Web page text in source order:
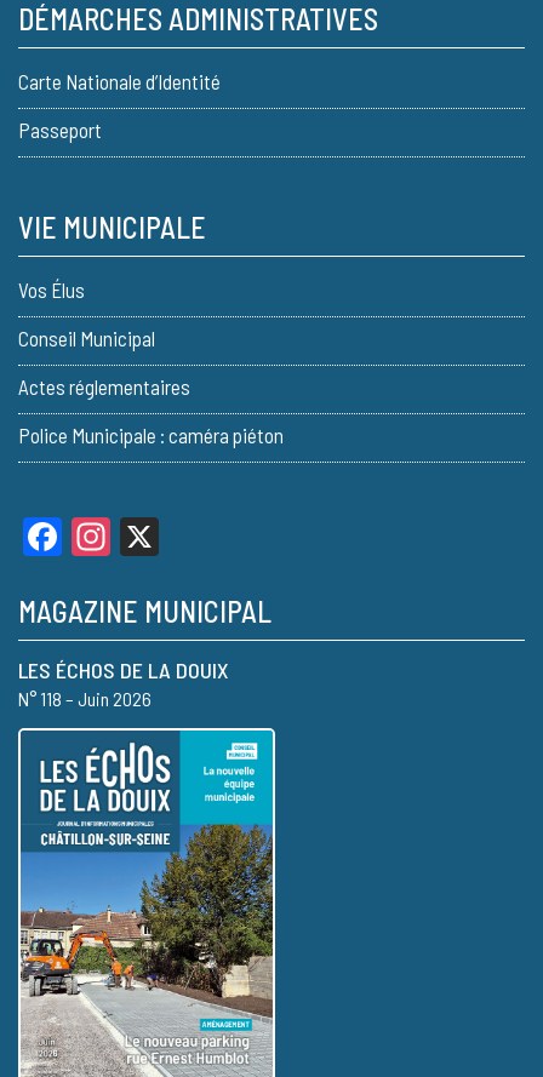
DÉMARCHES ADMINISTRATIVES
Carte Nationale d’Identité
Passeport
VIE MUNICIPALE
Vos Élus
Conseil Municipal
Actes réglementaires
Police Municipale : caméra piéton
FacebookInstagram
MAGAZINE MUNICIPAL
LES ÉCHOS DE LA DOUIX
N° 118 – Juin 2026